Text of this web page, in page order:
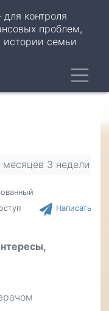
контроля
проблем,
истории семьи
месяцев 3 недели
Написать